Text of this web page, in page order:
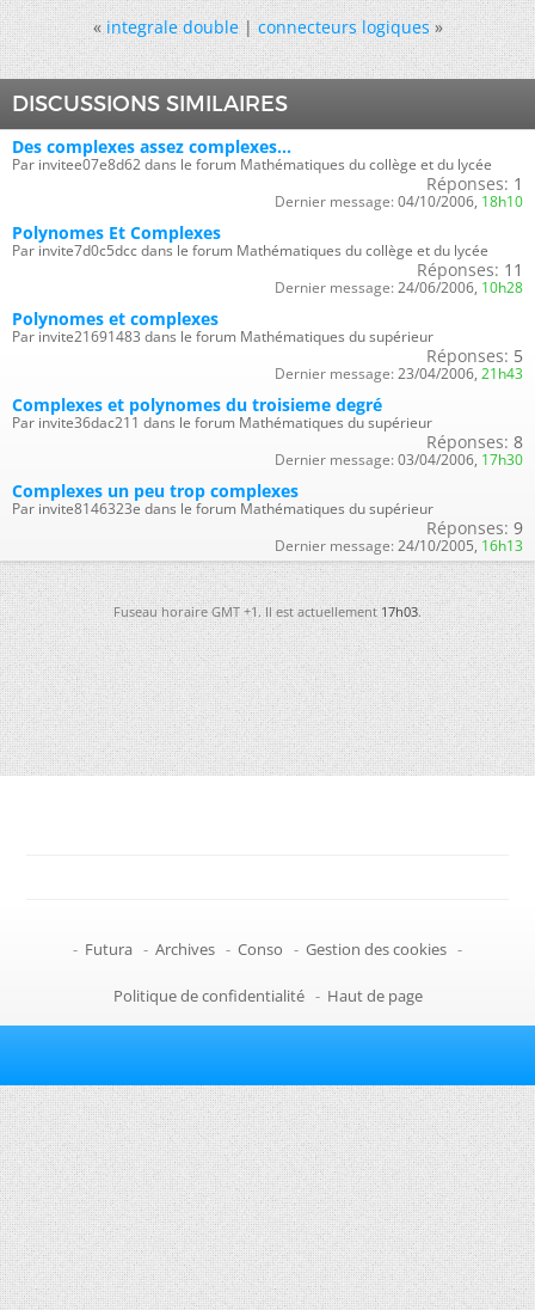
« integrale double|connecteurs logiques »
DISCUSSIONS SIMILAIRES
Des complexes assez complexes...
Par invitee07e8d62 dans le forum Mathématiques du collège et du lycée
Réponses: 1
Dernier message: 04/10/2006, 18h10
Polynomes Et Complexes
Par invite7d0c5dcc dans le forum Mathématiques du collège et du lycée
Réponses: 11
Dernier message: 24/06/2006, 10h28
Polynomes et complexes
Par invite21691483 dans le forum Mathématiques du supérieur
Réponses: 5
Dernier message: 23/04/2006, 21h43
Complexes et polynomes du troisieme degré
Par invite36dac211 dans le forum Mathématiques du supérieur
Réponses: 8
Dernier message: 03/04/2006, 17h30
Complexes un peu trop complexes
Par invite8146323e dans le forum Mathématiques du supérieur
Réponses: 9
Dernier message: 24/10/2005, 16h13
Fuseau horaire GMT +1. Il est actuellement17h03.
- Futura - Archives - Conso - Gestion des cookies -
Politique de confidentialité - Haut de page